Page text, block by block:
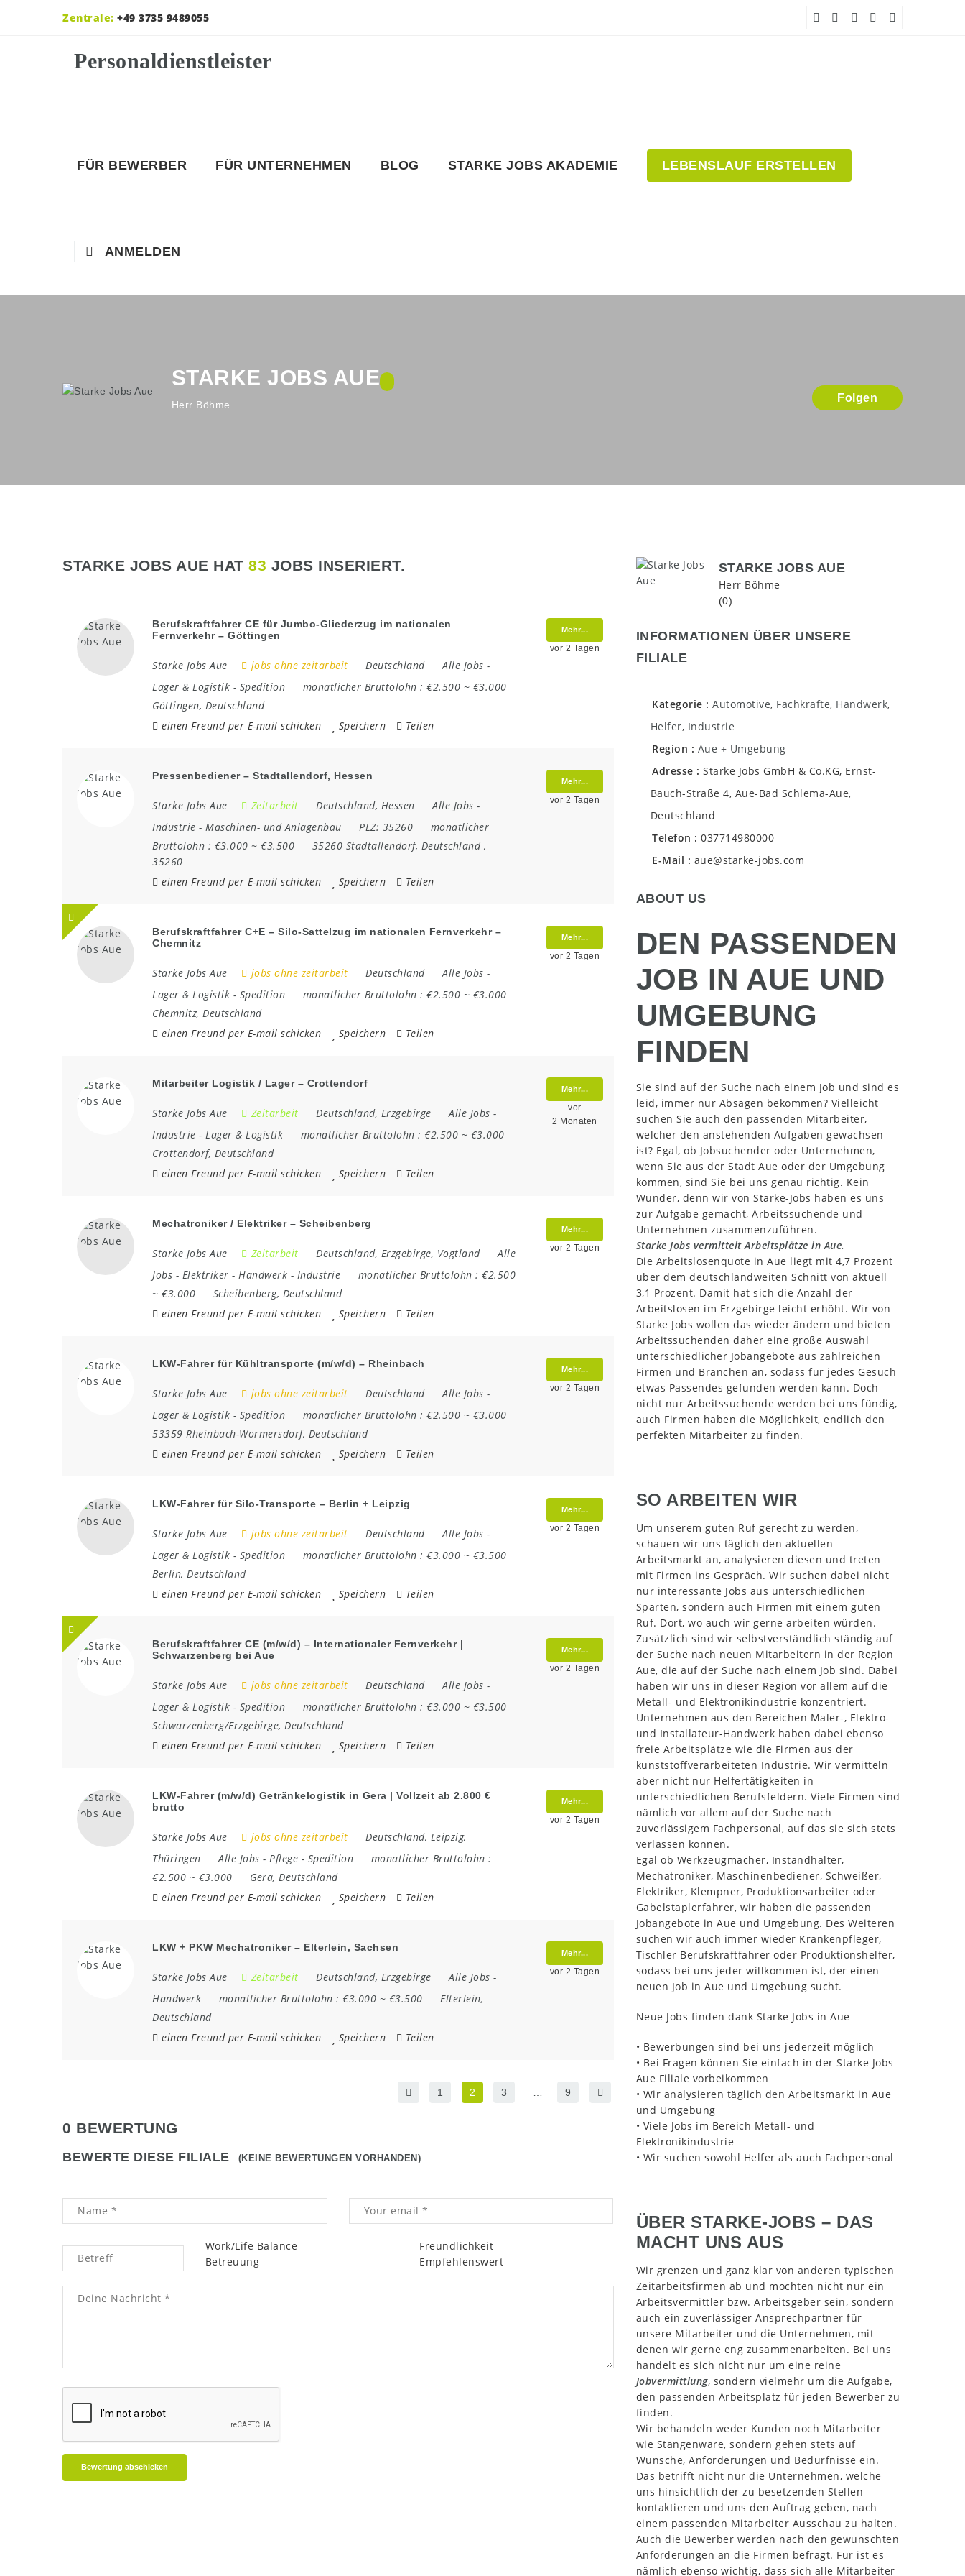
Zentrale: +49 3735 9489055
FÜR BEWERBER FÜR UNTERNEHMEN BLOG STARKE JOBS AKADEMIE LEBENSLAUF ERSTELLEN
ANMELDEN
STARKE JOBS AUE
Herr Böhme
Folgen
STARKE JOBS AUE HAT 83 JOBS INSERIERT.
Berufskraftfahrer CE für Jumbo-Gliederzug im nationalen
Fernverkehr – Göttingen
Starke Jobs Aue jobs ohne zeitarbeit Deutschland Alle Jobs -
Lager & Logistik - Spedition monatlicher Bruttolohn : €2.500 ~ €3.000
Göttingen, Deutschland
einen Freund per E-mail schicken
Speichern Teilen
Mehr...
vor 2 Tagen
Pressenbediener – Stadtallendorf, Hessen
Starke Jobs Aue Zeitarbeit Deutschland, Hessen Alle Jobs -
Industrie - Maschinen- und Anlagenbau PLZ: 35260
monatlicher
Bruttolohn : €3.000 ~ €3.500 35260 Stadtallendorf, Deutschland,
35260
einen Freund per E-mail schicken
Speichern Teilen
Mehr...
vor 2 Tagen
Berufskraftfahrer C+E – Silo-Sattelzug im nationalen Fernverkehr –
Chemnitz
Starke Jobs Aue jobs ohne zeitarbeit Deutschland Alle Jobs -
Lager & Logistik - Spedition monatlicher Bruttolohn : €2.500 ~ €3.000
Chemnitz, Deutschland
einen Freund per E-mail schicken
Speichern Teilen
Mehr...
vor 2 Tagen
Mitarbeiter Logistik / Lager – Crottendorf
Starke Jobs Aue Zeitarbeit Deutschland, Erzgebirge Alle Jobs -
Industrie - Lager & Logistik monatlicher Bruttolohn : €2.500 ~ €3.000
Crottendorf, Deutschland
einen Freund per E-mail schicken
Speichern Teilen
Mehr...
vor
2 Monaten
Mechatroniker / Elektriker – Scheibenberg
Starke Jobs Aue Zeitarbeit Deutschland, Erzgebirge, Vogtland
Alle
Jobs - Elektriker - Handwerk - Industrie monatlicher Bruttolohn : €2.500
~ €3.000
Scheibenberg, Deutschland
einen Freund per E-mail schicken
Speichern Teilen
Mehr...
vor 2 Tagen
LKW-Fahrer für Kühltransporte (m/w/d) – Rheinbach
Starke Jobs Aue jobs ohne zeitarbeit Deutschland Alle Jobs -
Lager & Logistik - Spedition monatlicher Bruttolohn : €2.500 ~ €3.000
53359 Rheinbach-Wormersdorf, Deutschland
einen Freund per E-mail schicken
Speichern Teilen
Mehr...
vor 2 Tagen
LKW-Fahrer für Silo-Transporte – Berlin + Leipzig
Starke Jobs Aue jobs ohne zeitarbeit Deutschland Alle Jobs -
Lager & Logistik - Spedition monatlicher Bruttolohn : €3.000 ~ €3.500
Berlin, Deutschland
einen Freund per E-mail schicken
Speichern Teilen
Mehr...
vor 2 Tagen
Berufskraftfahrer CE (m/w/d) – Internationaler Fernverkehr |
Schwarzenberg bei Aue
Starke Jobs Aue jobs ohne zeitarbeit Deutschland Alle Jobs -
Lager & Logistik - Spedition monatlicher Bruttolohn : €3.000 ~ €3.500
Schwarzenberg/Erzgebirge, Deutschland
einen Freund per E-mail schicken
Speichern Teilen
Mehr...
vor 2 Tagen
LKW-Fahrer (m/w/d) Getränkelogistik in Gera | Vollzeit ab 2.800 €
brutto
Starke Jobs Aue jobs ohne zeitarbeit Deutschland, Leipzig,
Thüringen
Alle Jobs - Pflege - Spedition
monatlicher Bruttolohn :
€2.500 ~ €3.000
Gera, Deutschland
einen Freund per E-mail schicken
Speichern Teilen
Mehr...
vor 2 Tagen
LKW + PKW Mechatroniker – Elterlein, Sachsen
Starke Jobs Aue Zeitarbeit Deutschland, Erzgebirge Alle Jobs -
Handwerk
monatlicher Bruttolohn : €3.000 ~ €3.500 Elterlein,
Deutschland
einen Freund per E-mail schicken
Speichern Teilen
Mehr...
vor 2 Tagen
1 2 3 9
0 BEWERTUNG
BEWERTE DIESE FILIALE (KEINE BEWERTUNGEN VORHANDEN)
Work/Life Balance
Freundlichkeit
Betreuung
Empfehlenswert
Bewertung abschicken
STARKE JOBS AUE
Herr Böhme
(0)
INFORMATIONEN ÜBER UNSERE
FILIALE
Kategorie Automotive, Fachkräfte, Handwerk,
Helfer, Industrie
Region
Aue + Umgebung
Adresse
Starke Jobs GmbH & Co.KG, Ernst-
Bauch-Straße 4, Aue-Bad Schlema-Aue,
Deutschland
Telefon
037714980000
E-Mail
aue@starke-jobs.com
ABOUT US
DEN PASSENDEN
JOB IN AUE UND
UMGEBUNG
FINDEN
Sie sind auf der Suche nach einem Job und sind es
leid, immer nur Absagen bekommen? Vielleicht
suchen Sie auch den passenden Mitarbeiter,
welcher den anstehenden Aufgaben gewachsen
ist? Egal, ob Jobsuchender oder Unternehmen,
wenn Sie aus der Stadt Aue oder der Umgebung
kommen, sind Sie bei uns genau richtig. Kein
Wunder, denn wir von Starke-Jobs haben es uns
zur Aufgabe gemacht, Arbeitssuchende und
Unternehmen zusammenzuführen.
Starke Jobs vermittelt Arbeitsplätze in Aue.
Die Arbeitslosenquote in Aue liegt mit 4,7 Prozent
über dem deutschlandweiten Schnitt von aktuell
3,1 Prozent. Damit hat sich die Anzahl der
Arbeitslosen im Erzgebirge leicht erhöht. Wir von
Starke Jobs wollen das wieder ändern und bieten
Arbeitssuchenden daher eine große Auswahl
unterschiedlicher Jobangebote aus zahlreichen
Firmen und Branchen an, sodass für jedes Gesuch
etwas Passendes gefunden werden kann. Doch
nicht nur Arbeitssuchende werden bei uns fündig,
auch Firmen haben die Möglichkeit, endlich den
perfekten Mitarbeiter zu finden.
SO ARBEITEN WIR
Um unserem guten Ruf gerecht zu werden,
schauen wir uns täglich den aktuellen
Arbeitsmarkt an, analysieren diesen und treten
mit Firmen ins Gespräch. Wir suchen dabei nicht
nur interessante Jobs aus unterschiedlichen
Sparten, sondern auch Firmen mit einem guten
Ruf. Dort, wo auch wir gerne arbeiten würden.
Zusätzlich sind wir selbstverständlich ständig auf
der Suche nach neuen Mitarbeitern in der Region
Aue, die auf der Suche nach einem Job sind. Dabei
haben wir uns in dieser Region vor allem auf die
Metall- und Elektronikindustrie konzentriert.
Unternehmen aus den Bereichen Maler-, Elektro-
und Installateur-Handwerk haben dabei ebenso
freie Arbeitsplätze wie die Firmen aus der
kunststoffverarbeiteten Industrie. Wir vermitteln
aber nicht nur Helfertätigkeiten in
unterschiedlichen Berufsfeldern. Viele Firmen sind
nämlich vor allem auf der Suche nach
zuverlässigem Fachpersonal, auf das sie sich stets
verlassen können.
Egal ob Werkzeugmacher, Instandhalter,
Mechatroniker, Maschinenbediener, Schweißer,
Elektriker, Klempner, Produktionsarbeiter oder
Gabelstaplerfahrer, wir haben die passenden
Jobangebote in Aue und Umgebung. Des Weiteren
suchen wir auch immer wieder Krankenpfleger,
Tischler Berufskraftfahrer oder Produktionshelfer,
sodass bei uns jeder willkommen ist, der einen
neuen Job in Aue und Umgebung sucht.
Neue Jobs finden dank Starke Jobs in Aue
• Bewerbungen sind bei uns jederzeit möglich
• Bei Fragen können Sie einfach in der Starke Jobs
Aue Filiale vorbeikommen
• Wir analysieren täglich den Arbeitsmarkt in Aue
und Umgebung
• Viele Jobs im Bereich Metall- und
Elektronikindustrie
• Wir suchen sowohl Helfer als auch Fachpersonal
ÜBER STARKE-JOBS – DAS
MACHT UNS AUS
Wir grenzen und ganz klar von anderen typischen
Zeitarbeitsfirmen ab und möchten nicht nur ein
Arbeitsvermittler bzw. Arbeitsgeber sein, sondern
auch ein zuverlässiger Ansprechpartner für
unsere Mitarbeiter und die Unternehmen, mit
denen wir gerne eng zusammenarbeiten. Bei uns
handelt es sich nicht nur um eine reine
Jobvermittlung, sondern vielmehr um die Aufgabe,
den passenden Arbeitsplatz für jeden Bewerber zu
finden.
Wir behandeln weder Kunden noch Mitarbeiter
wie Stangenware, sondern gehen stets auf
Wünsche, Anforderungen und Bedürfnisse ein.
Das betrifft nicht nur die Unternehmen, welche
uns hinsichtlich der zu besetzenden Stellen
kontaktieren und uns den Auftrag geben, nach
einem passenden Mitarbeiter Ausschau zu halten.
Auch die Bewerber werden nach den gewünschten
Anforderungen an die Firmen befragt. Für ist es
nämlich ebenso wichtig, dass sich alle Mitarbeiter